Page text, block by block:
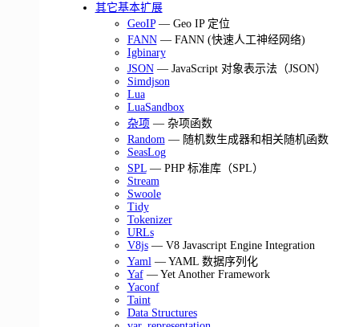
其它基本扩展
GeoIP— Geo IP 定位
FANN— FANN (快速人工神经网络)
Igbinary
JSON— JavaScript 对象表示法（JSON）
Simdjson
Lua
LuaSandbox
杂项 — 杂项函数
Random — 随机数生成器和相关随机函数
SeasLog
SPL— PHP 标准库（SPL）
Stream
Swoole
Tidy
Tokenizer
URLs
V8js— V8 Javascript Engine Integration
Yaml — YAML 数据序列化
Yaf— Yet Another Framework
Yaconf
Taint
Data Structures